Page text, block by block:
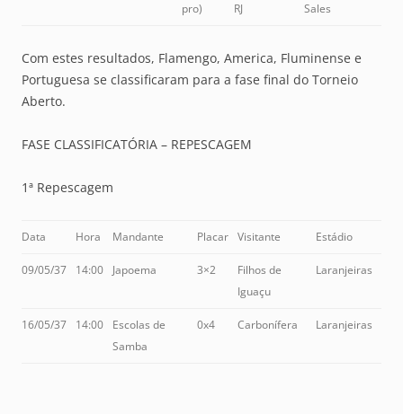
pro)
RJ
Sales
Com estes resultados, Flamengo, America, Fluminense e
Portuguesa se classificaram para a fase final do Torneio
Aberto.
FASE CLASSIFICATÓRIA – REPESCAGEM
1ª Repescagem
Data Hora Mandante Placar Visitante Estádio
09/05/37 14:00 Japoema 3×2
Filhos de
Iguaçu
Laranjeiras
16/05/37 14:00
Escolas de
Samba
0x4 Carbonífera Laranjeiras